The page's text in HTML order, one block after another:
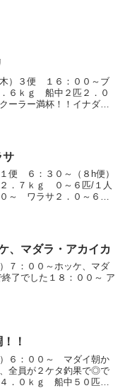
木）３便 １６：００～ブ
６ｋｇ 船中２匹２．０
ーラー満杯！！イナダ多
サ
便 ６：３０～（８h便）
．７ｋｇ ０～６匹/１人
～ ワラサ２．０～６．
、マダラ・アカイカ
７：００～ホッケ、マダ
了でした１８：００～ ア
！
）６：００～ マダイ朝か
全員が２ケタ釣果で◎で
．０ｋｇ 船中５０匹以